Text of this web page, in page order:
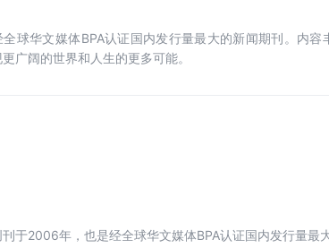
球华文媒体BPA认证国内发行量最大的新闻期刊。内
广阔的世界和人生的更多可能。
刊于2006年，也是经全球华文媒体BPA认证国内发行量最